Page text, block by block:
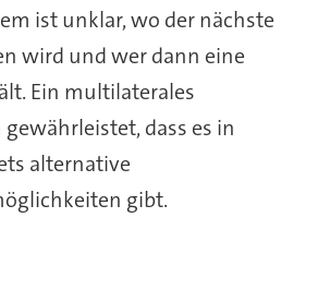
ist unklar, wo der nächste
wird und wer dann eine
Ein multilaterales
dass es in
alternative
gibt.